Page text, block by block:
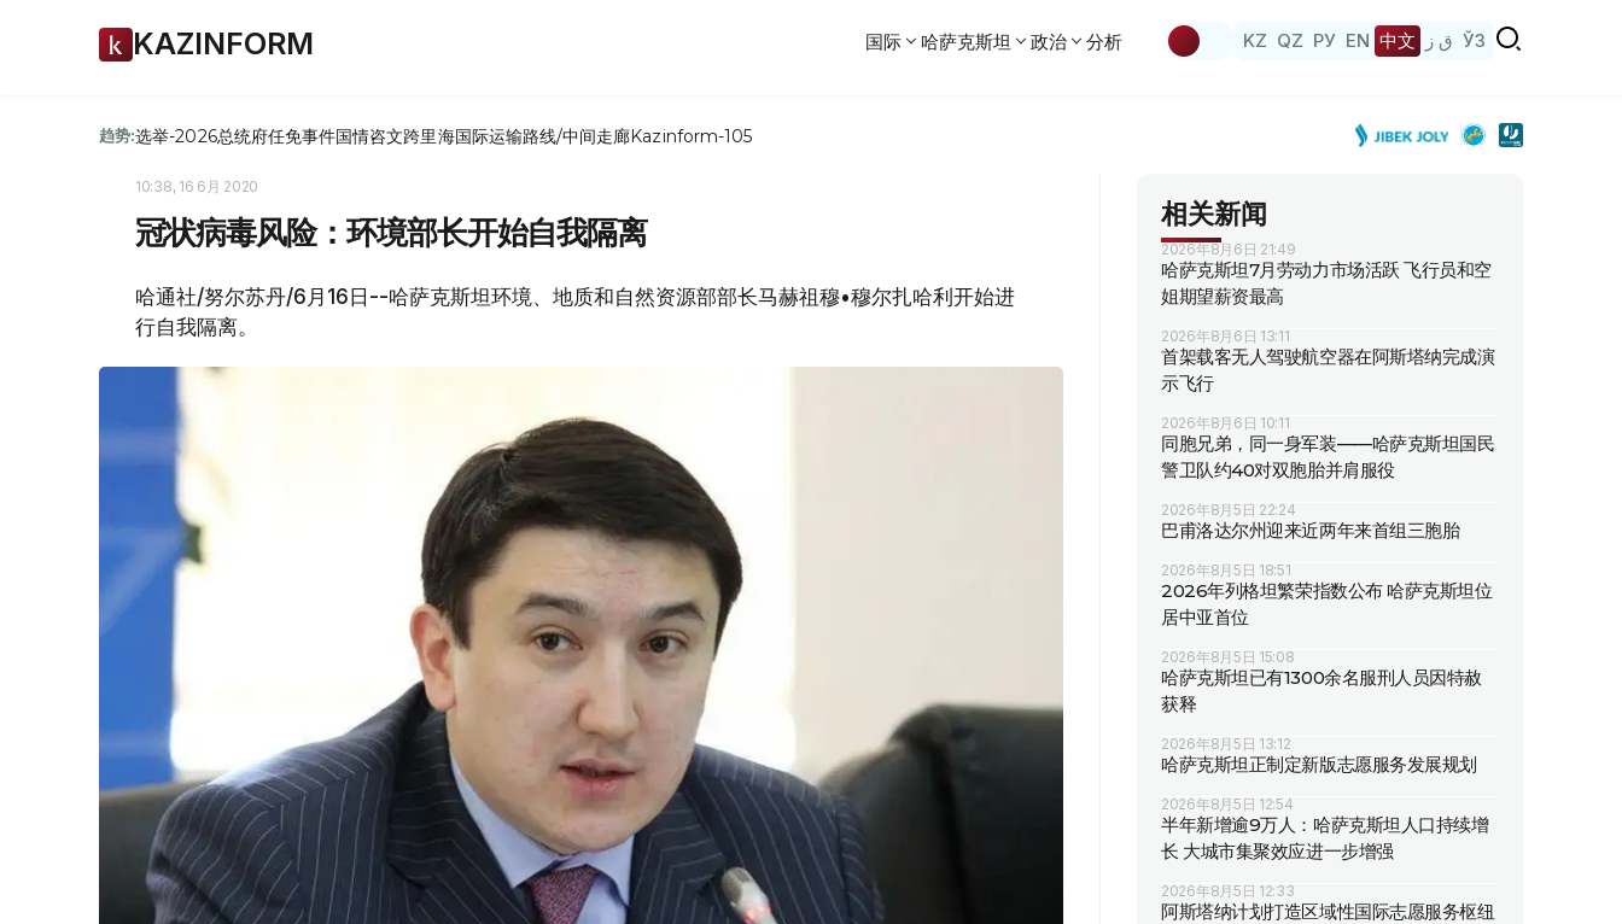
KAZINFORM 国际 哈萨克斯坦 政治 分析 KZ QZ РУ EN 中文 ق ز ЎЗ
趋势:选举-2026总统府任免事件国情咨文跨里海国际运输路线/中间走廊Kazinform-105
10:38, 16 6月 2020
冠状病毒风险：环境部长开始自我隔离
哈通社/努尔苏丹/6月16日--哈萨克斯坦环境、地质和自然资源部部长马赫祖穆•穆尔扎哈利开始进
行自我隔离。
相关新闻
2026年8月6日 21:49
哈萨克斯坦7月劳动力市场活跃 飞行员和空
姐期望薪资最高
2026年8月6日 13:11
首架载客无人驾驶航空器在阿斯塔纳完成演
示飞行
2026年8月6日 10:11
同胞兄弟，同一身军装——哈萨克斯坦国民
警卫队约40对双胞胎并肩服役
2026年8月5日 22:24
巴甫洛达尔州迎来近两年来首组三胞胎
2026年8月5日 18:51
2026年列格坦繁荣指数公布 哈萨克斯坦位
居中亚首位
2026年8月5日 15:08
哈萨克斯坦已有1300余名服刑人员因特赦
获释
2026年8月5日 13:12
哈萨克斯坦正制定新版志愿服务发展规划
2026年8月5日 12:54
半年新增逾9万人：哈萨克斯坦人口持续增
长 大城市集聚效应进一步增强
2026年8月5日 12:33
阿斯塔纳计划打造区域性国际志愿服务枢纽